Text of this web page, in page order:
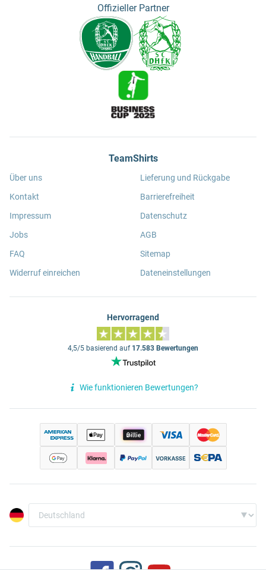
Offizieller Partner
TeamShirts
Über uns
Kontakt
Impressum
Jobs
FAQ
Widerruf einreichen
Lieferung und Rückgabe
Barrierefreiheit
Datenschutz
AGB
Sitemap
Dateneinstellungen
Hervorragend
4,5/5 basierend auf 17.583 Bewertungen
Wie funktionieren Bewertungen?